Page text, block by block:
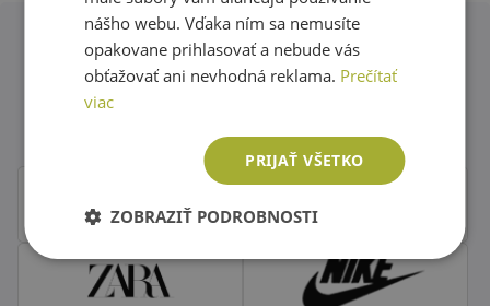
Obľúbené značky second hand
nášho webu. Vďaka ním sa nemusíte
opakovane prihlasovať a nebude vás
obťažovať ani nevhodná reklama. Prečítať
viac
PRIJAŤ VŠETKO
ZOBRAZIŤ PODROBNOSTI